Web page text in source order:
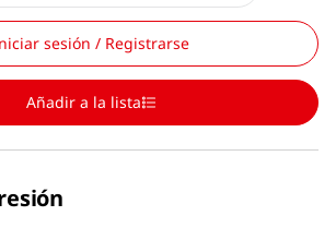
sesión / Registrarse
Añadir a la lista